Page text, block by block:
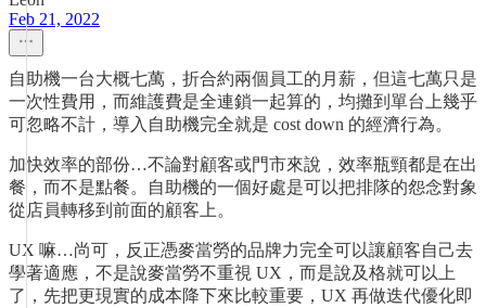
Feb 21, 2022
自助機一台大概七萬，折合約兩個員工的月薪，但這七萬只是
一次性費用，而維護費是全連鎖一起算的，均攤到單台上幾乎
可忽略不計，導入自助機完全就是 cost down 的經濟行為。
加快效率的部份…不論對顧客或門市來說，效率瓶頸都是在出
餐，而不是點餐。自助機的一個好處是可以把排隊的怨念對象
從店員轉移到前面的顧客上。
UX 嘛…尚可，反正憑麥當勞的品牌力完全可以讓顧客自己去
學著適應，不是說麥當勞不重視 UX，而是說及格就可以上
了，先把更現實的成本降下來比較重要，UX 再做迭代優化即